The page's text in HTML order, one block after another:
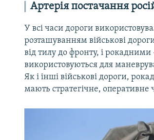
Артерія постачання
У всі часи дороги
розташуванням військові
від тилу до фронту, і
використовуються для
Як і інші військові дороги,
мають стратегічне,